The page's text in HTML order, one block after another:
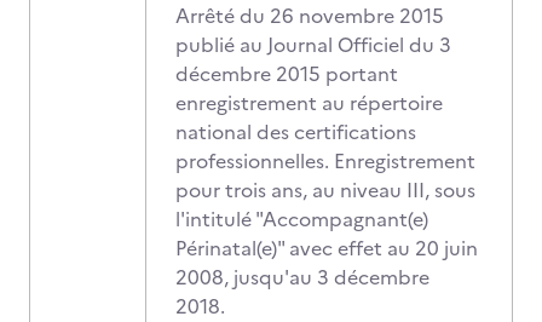
Arrêté du 26 novembre 2015
publié au Journal Officiel du 3
décembre 2015 portant
enregistrement au répertoire
national des certifications
professionnelles. Enregistrement
pour trois ans, au niveau III, sous
l'intitulé "Accompagnant(e)
Périnatal(e)" avec effet au 20 juin
2008, jusqu'au 3 décembre
2018.